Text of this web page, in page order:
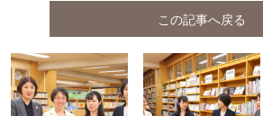
この記事へ戻る